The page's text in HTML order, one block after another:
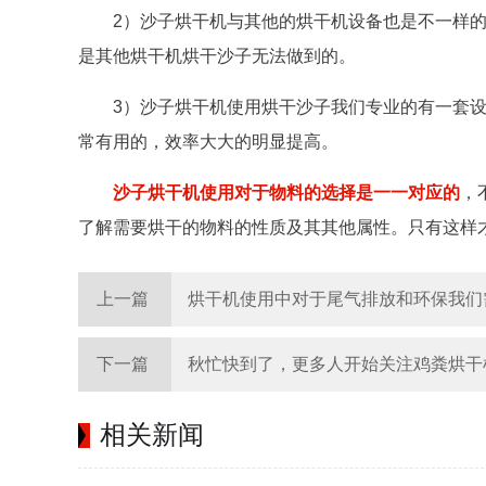
2）沙子烘干机与其他的烘干机设备也是不一样
是其他烘干机烘干沙子无法做到的。
3）沙子烘干机使用烘干沙子我们专业的有一套
常有用的，效率大大的明显提高。
沙子烘干机使用对于物料的选择是一一对应的
了解需要烘干的物料的性质及其其他属性。只有这
上一篇 烘干机使用中对于尾气排放和环保我
下一篇 秋忙快到了，更多人开始关注鸡粪烘干
相关新闻